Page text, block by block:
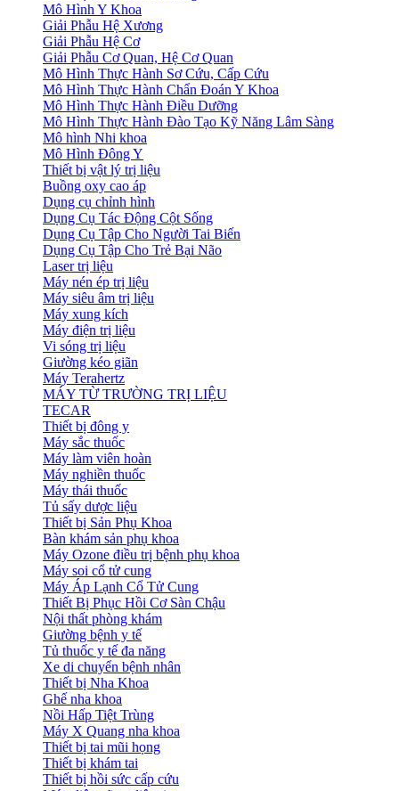
Mô Hình Y Khoa
Giải Phẫu Hệ Xương
Giải Phẫu Hệ Cơ
Giải Phẫu Cơ Quan, Hệ Cơ Quan
Mô Hình Thực Hành Sơ Cứu, Cấp Cứu
Mô Hình Thực Hành Chẩn Đoán Y Khoa
Mô Hình Thực Hành Điều Dưỡng
Mô Hình Thực Hành Đào Tạo Kỹ Năng Lâm Sàng
Mô hình Nhi khoa
Mô Hình Đông Y
Thiết bị vật lý trị liệu
Buồng oxy cao áp
Dụng cụ chỉnh hình
Dụng Cụ Tác Động Cột Sống
Dụng Cụ Tập Cho Người Tai Biến
Dụng Cụ Tập Cho Trẻ Bại Não
Laser trị liệu
Máy nén ép trị liệu
Máy siêu âm trị liệu
Máy xung kích
Máy điện trị liệu
Vi sóng trị liệu
Giường kéo giãn
Máy Terahertz
MÁY TỪ TRƯỜNG TRỊ LIỆU
TECAR
Thiết bị đông y
Máy sắc thuốc
Máy làm viên hoàn
Máy nghiền thuốc
Máy thái thuốc
Tủ sấy dược liệu
Thiết bị Sản Phụ Khoa
Bàn khám sản phụ khoa
Máy Ozone điều trị bệnh phụ khoa
Máy soi cổ tử cung
Máy Áp Lạnh Cổ Tử Cung
Thiết Bị Phục Hồi Cơ Sàn Chậu
Nội thất phòng khám
Giường bệnh y tế
Tủ thuốc y tế đa năng
Xe di chuyển bệnh nhân
Thiết bị Nha Khoa
Ghế nha khoa
Nồi Hấp Tiệt Trùng
Máy X Quang nha khoa
Thiết bị tai mũi họng
Thiết bị khám tai
Thiết bị hồi sức cấp cứu